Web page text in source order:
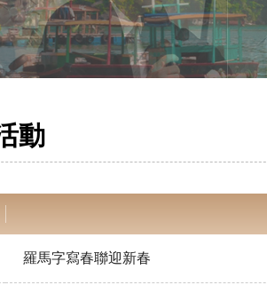
動
羅馬字寫春聯迎新春